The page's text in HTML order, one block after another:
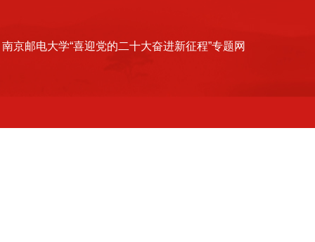
南京邮电大学“喜迎党的二十大奋进新征程”专题网